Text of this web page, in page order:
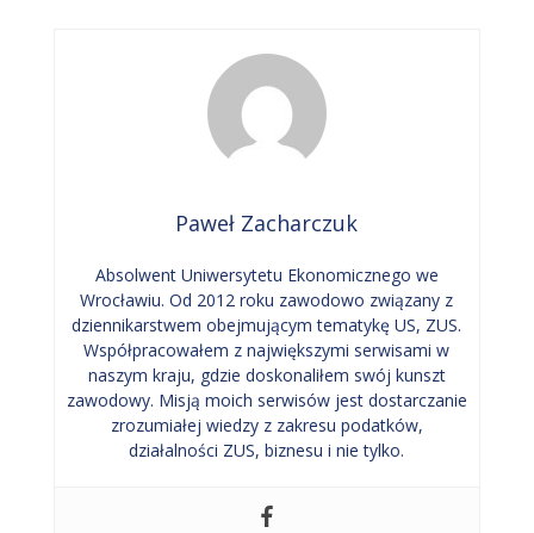
Paweł Zacharczuk
Absolwent Uniwersytetu Ekonomicznego we
Wrocławiu. Od 2012 roku zawodowo związany z
dziennikarstwem obejmującym tematykę US, ZUS.
Współpracowałem z największymi serwisami w
naszym kraju, gdzie doskonaliłem swój kunszt
zawodowy. Misją moich serwisów jest dostarczanie
zrozumiałej wiedzy z zakresu podatków,
działalności ZUS, biznesu i nie tylko.